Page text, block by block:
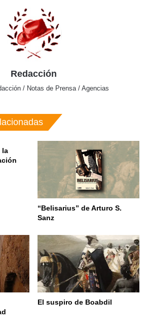
Redacción
/ Notas de Prensa / Agencias
la
“Belisarius” de Arturo S.
Sanz
El suspiro de Boabdil